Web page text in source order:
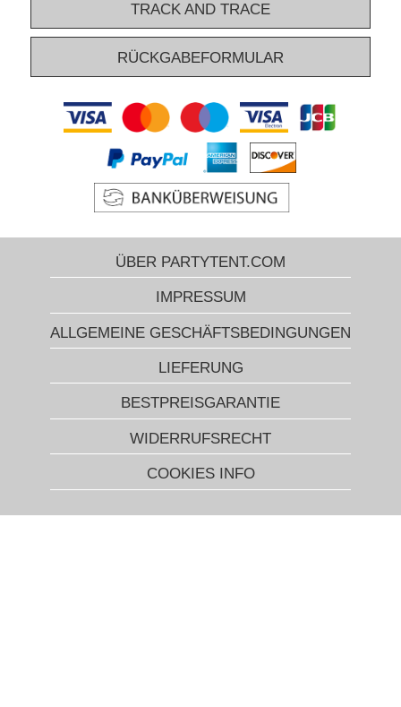
TRACK AND TRACE
RÜCKGABEFORMULAR
ÜBER PARTYTENT.COM
IMPRESSUM
ALLGEMEINE GESCHÄFTSBEDINGUNGEN
LIEFERUNG
BESTPREISGARANTIE
WIDERRUFSRECHT
COOKIES INFO